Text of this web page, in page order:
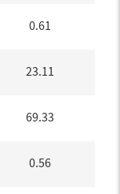
0.61
23.11
69.33
0.56